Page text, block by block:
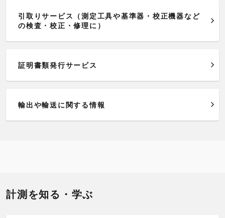
引取りサービス（測定工具や基準器・校正機器など
の検査・校正・修理に）
証明書類発行サービス
輸出や輸送に関する情報
計測を知る・学ぶ